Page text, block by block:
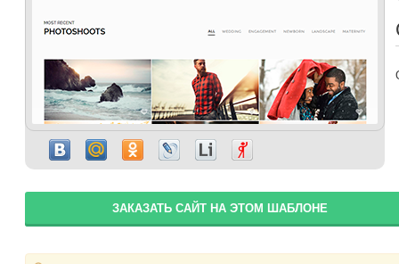
ЗАКАЗАТЬ САЙТ НА ЭТОМ ШАБЛОНЕ